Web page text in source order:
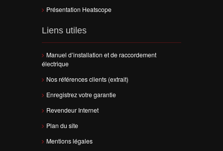
Présentation Heatscope
Liens utiles
Manuel d’installation et de raccordement
électrique
Nos références clients (extrait)
Enregistrez votre garantie
Revendeur Internet
Plan du site
Mentions légales